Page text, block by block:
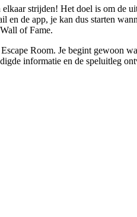
strijden! Het doel is om de
de app, je kan dus starten
of Fame.
Room. Je begint gewoon
informatie en de speluitleg